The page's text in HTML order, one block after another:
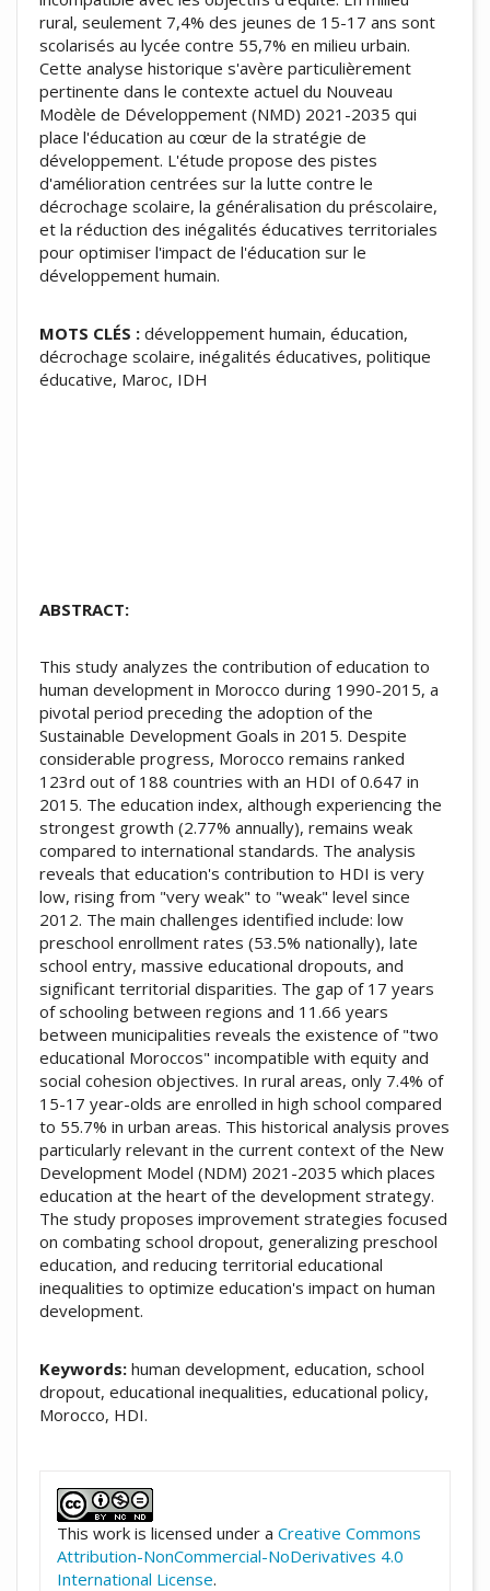
rural, seulement 7,4% des jeunes de 15-17 ans sont
scolarisés au lycée contre 55,7% en milieu urbain.
Cette analyse historique s'avère particulièrement
pertinente dans le contexte actuel du Nouveau
Modèle de Développement (NMD) 2021-2035 qui
place l'éducation au cœur de la stratégie de
développement. L'étude propose des pistes
d'amélioration centrées sur la lutte contre le
décrochage scolaire, la généralisation du préscolaire,
et la réduction des inégalités éducatives territoriales
pour optimiser l'impact de l'éducation sur le
développement humain.
MOTS CLÉS : développement humain, éducation,
décrochage scolaire, inégalités éducatives, politique
éducative, Maroc, IDH
ABSTRACT:
This study analyzes the contribution of education to
human development in Morocco during 1990-2015, a
pivotal period preceding the adoption of the
Sustainable Development Goals in 2015. Despite
considerable progress, Morocco remains ranked
123rd out of 188 countries with an HDI of 0.647 in
2015. The education index, although experiencing the
strongest growth (2.77% annually), remains weak
compared to international standards. The analysis
reveals that education's contribution to HDI is very
low, rising from "very weak" to "weak" level since
2012. The main challenges identified include: low
preschool enrollment rates (53.5% nationally), late
school entry, massive educational dropouts, and
significant territorial disparities. The gap of 17 years
of schooling between regions and 11.66 years
between municipalities reveals the existence of "two
educational Moroccos" incompatible with equity and
social cohesion objectives. In rural areas, only 7.4% of
15-17 year-olds are enrolled in high school compared
to 55.7% in urban areas. This historical analysis proves
particularly relevant in the current context of the New
Development Model (NDM) 2021-2035 which places
education at the heart of the development strategy.
The study proposes improvement strategies focused
on combating school dropout, generalizing preschool
education, and reducing territorial educational
inequalities to optimize education's impact on human
development.
Keywords: human development, education, school
dropout, educational inequalities, educational policy,
Morocco, HDI.
This work is licensed under a Creative Commons
Attribution-NonCommercial-NoDerivatives 4.0
International License.